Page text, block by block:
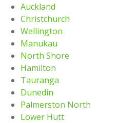
Auckland
Christchurch
Wellington
Manukau
North Shore
Hamilton
Tauranga
Dunedin
Palmerston North
Lower Hutt